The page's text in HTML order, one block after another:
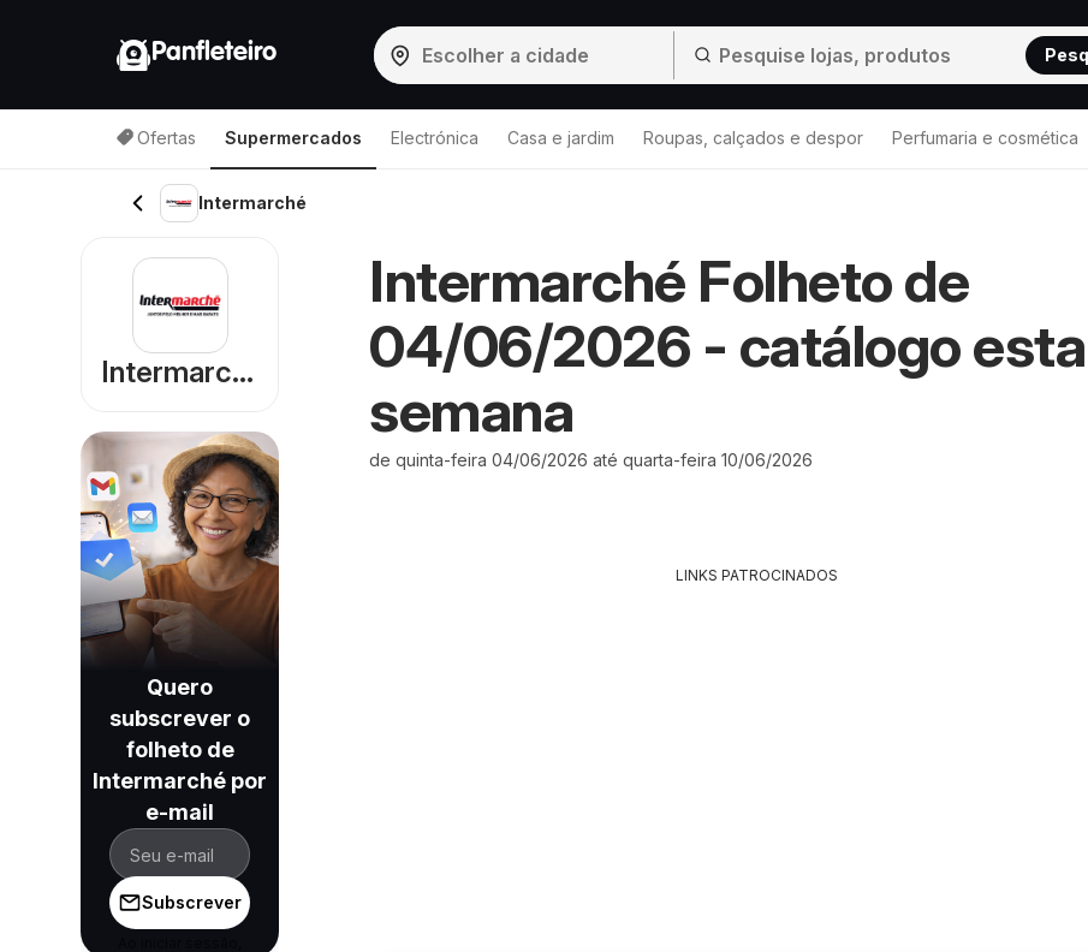
Panfleteiro
Ofertas Supermercados Electrónica Casa e jardim Roupas, calçados e despor Perfumaria e cosmética
Intermarché
Intermarché Folheto de
04/06/2026 - catálogo esta
semana
de quinta-feira 04/06/2026 até quarta-feira 10/06/2026
LINKS PATROCINADOS
Intermarché
Quero
subscrever o
folheto de
Intermarché por
e-mail
Subscrever